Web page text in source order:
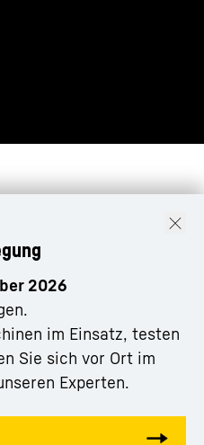
Damit lassen sich alle
2026
im Einsatz, testen
Sie sich vor Ort im
Experten.